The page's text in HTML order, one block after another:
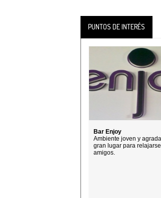
PUNTOS DE INTERÉS
Bar Enjoy
Ambiente joven y
gran lugar para
amigos.